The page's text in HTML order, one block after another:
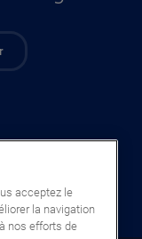
acceptez le
la navigation
nos efforts de